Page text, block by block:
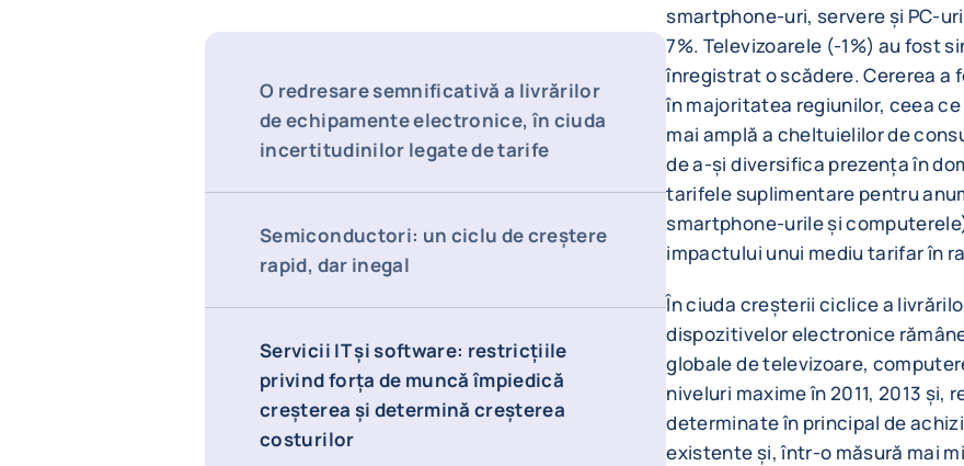
O redresare semnificativă a livrărilor
de echipamente electronice, în ciuda
incertitudinilor legate de tarife
Semiconductori: un ciclu de creștere
rapid, dar inegal
Servicii IT și software: restricțiile
privind forța de muncă împiedică
creșterea și determină creșterea
costurilor
smartphone-uri, servere și PC-
7%. Televizoarele (-1%) au fost
înregistrat o scădere. Cererea
în majoritatea regiunilor, ceea
mai amplă a cheltuielilor de
de a-și diversifica prezența în
tarifele suplimentare pentru
smartphone-urile și
impactului unui mediu tarifar în
În ciuda creșterii ciclice a
dispozitivelor electronice
globale de televizoare,
niveluri maxime în 2011, 2013 și,
determinate în principal de
existente și, într-o măsură mai